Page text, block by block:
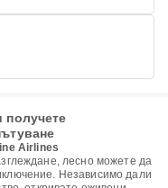
получете
Airlines
лесно можете да
Независимо дали